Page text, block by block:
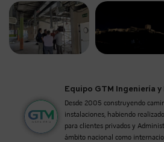
Equipo GTM Ingeniería
Desde 2005 construyendo
instalaciones, habiendo
para clientes privados y
ámbito nacional como